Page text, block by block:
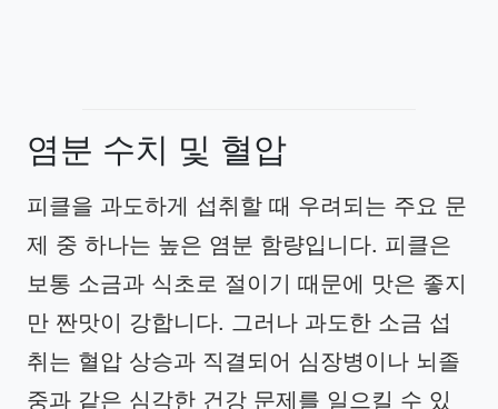
염분 수치 및 혈압
피클을 과도하게 섭취할 때 우려되는 주요 문
제 중 하나는 높은 염분 함량입니다. 피클은
보통 소금과 식초로 절이기 때문에 맛은 좋지
만 짠맛이 강합니다. 그러나 과도한 소금 섭
취는 혈압 상승과 직결되어 심장병이나 뇌졸
중과 같은 심각한 건강 문제를 일으킬 수 있